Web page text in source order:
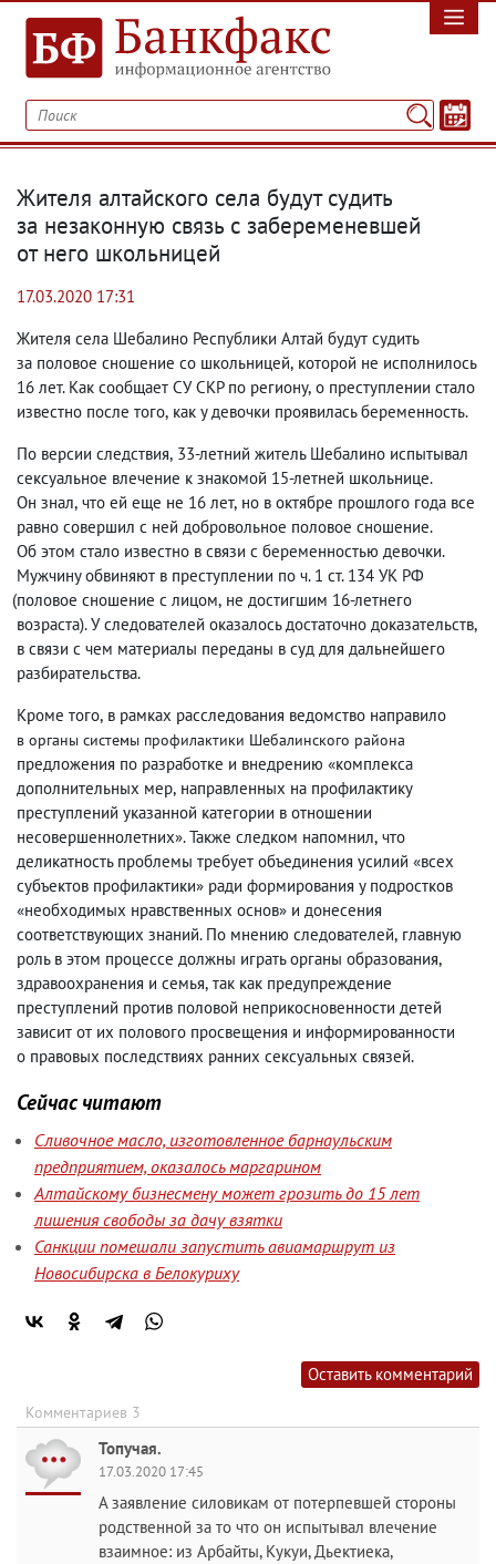
Жителя алтайского села будут судить
за незаконную связь с забеременевшей
от него школьницей
17.03.2020 17:31
Жителя села Шебалино Республики Алтай будут судить
за половое сношение со школьницей, которой не исполнилось
16 лет. Как сообщает СУ СКР по региону, о преступлении стало
известно после того, как у девочки проявилась беременность.
По версии следствия, 33-летний житель Шебалино испытывал
сексуальное влечение к знакомой 15-летней школьнице.
Он знал, что ей еще не 16 лет, но в октябре прошлого года все
равно совершил с ней добровольное половое сношение.
Об этом стало известно в связи с беременностью девочки.
Мужчину обвиняют в преступлении по ч. 1 ст. 134 УК РФ
(половое сношение с лицом, не достигшим 16-летнего
возраста). У следователей оказалось достаточно доказательств,
в связи с чем материалы переданы в суд для дальнейшего
разбирательства.
Кроме того, в рамках расследования ведомство направило
в органы системы профилактики Шебалинского района
предложения по разработке и внедрению «комплекса
дополнительных мер, направленных на профилактику
преступлений указанной категории в отношении
несовершеннолетних». Также следком напомнил, что
деликатность проблемы требует объединения усилий «всех
субъектов профилактики» ради формирования у подростков
«необходимых нравственных основ» и донесения
соответствующих знаний. По мнению следователей, главную
роль в этом процессе должны играть органы образования,
здравоохранения и семья, так как предупреждение
преступлений против половой неприкосновенности детей
зависит от их полового просвещения и информированности
о правовых последствиях ранних сексуальных связей.
Сейчас читают
Сливочное масло, изготовленное барнаульским
предприятием, оказалось маргарином
Алтайскому бизнесмену может грозить до 15 лет
лишения свободы за дачу взятки
Санкции помешали запустить авиамаршрут из
Новосибирска в Белокуриху
Оставить комментарий
Комментариев 3
Топучая.
17.03.2020 17:45
А заявление силовикам от потерпевшей стороны
родственной за то что он испытывал влечение
взаимное: из Арбайты, Кукуи, Дьектиека,